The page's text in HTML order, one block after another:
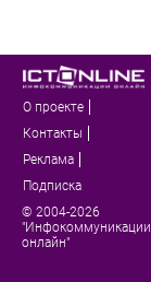
О проекте
Контакты
Реклама
Подписка
© 2004-2026
"Инфокоммуникации
онлайн"